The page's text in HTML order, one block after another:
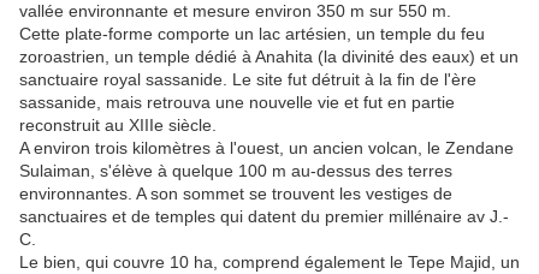
vallée environnante et mesure environ 350 m sur 550 m.
Cette plate-forme comporte un lac artésien, un temple du feu
zoroastrien, un temple dédié à Anahita (la divinité des eaux) et un
sanctuaire royal sassanide. Le site fut détruit à la fin de l'ère
sassanide, mais retrouva une nouvelle vie et fut en partie
reconstruit au XIIIe siècle.
A environ trois kilomètres à l'ouest, un ancien volcan, le Zendane
Sulaiman, s'élève à quelque 100 m au-dessus des terres
environnantes. A son sommet se trouvent les vestiges de
sanctuaires et de temples qui datent du premier millénaire av J.-
C.
Le bien, qui couvre 10 ha, comprend également le Tepe Majid, un